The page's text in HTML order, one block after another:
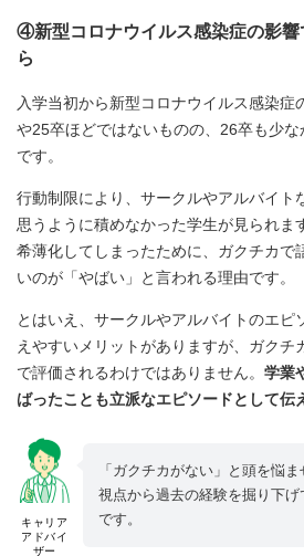
④新型コロナウイルス感染症の影響
ら
入学当初から新型コロナウイルス感染症
や25卒ほどではないものの、26卒も少
です。
行動制限により、サークルやアルバイト
思うように積めなかった学生が見られま
希薄化してしまったために、ガクチカで
いのが「やばい」と言われる理由です。
とはいえ、サークルやアルバイトのエピ
えやすいメリットがありますが、ガクチ
で評価されるわけではありません。 学業
ばったことも立派なエピソードとして伝
キャリア
アドバイ
ザー
「ガクチカがない」と頭を悩
視点から過去の経験を掘り下げ
です。